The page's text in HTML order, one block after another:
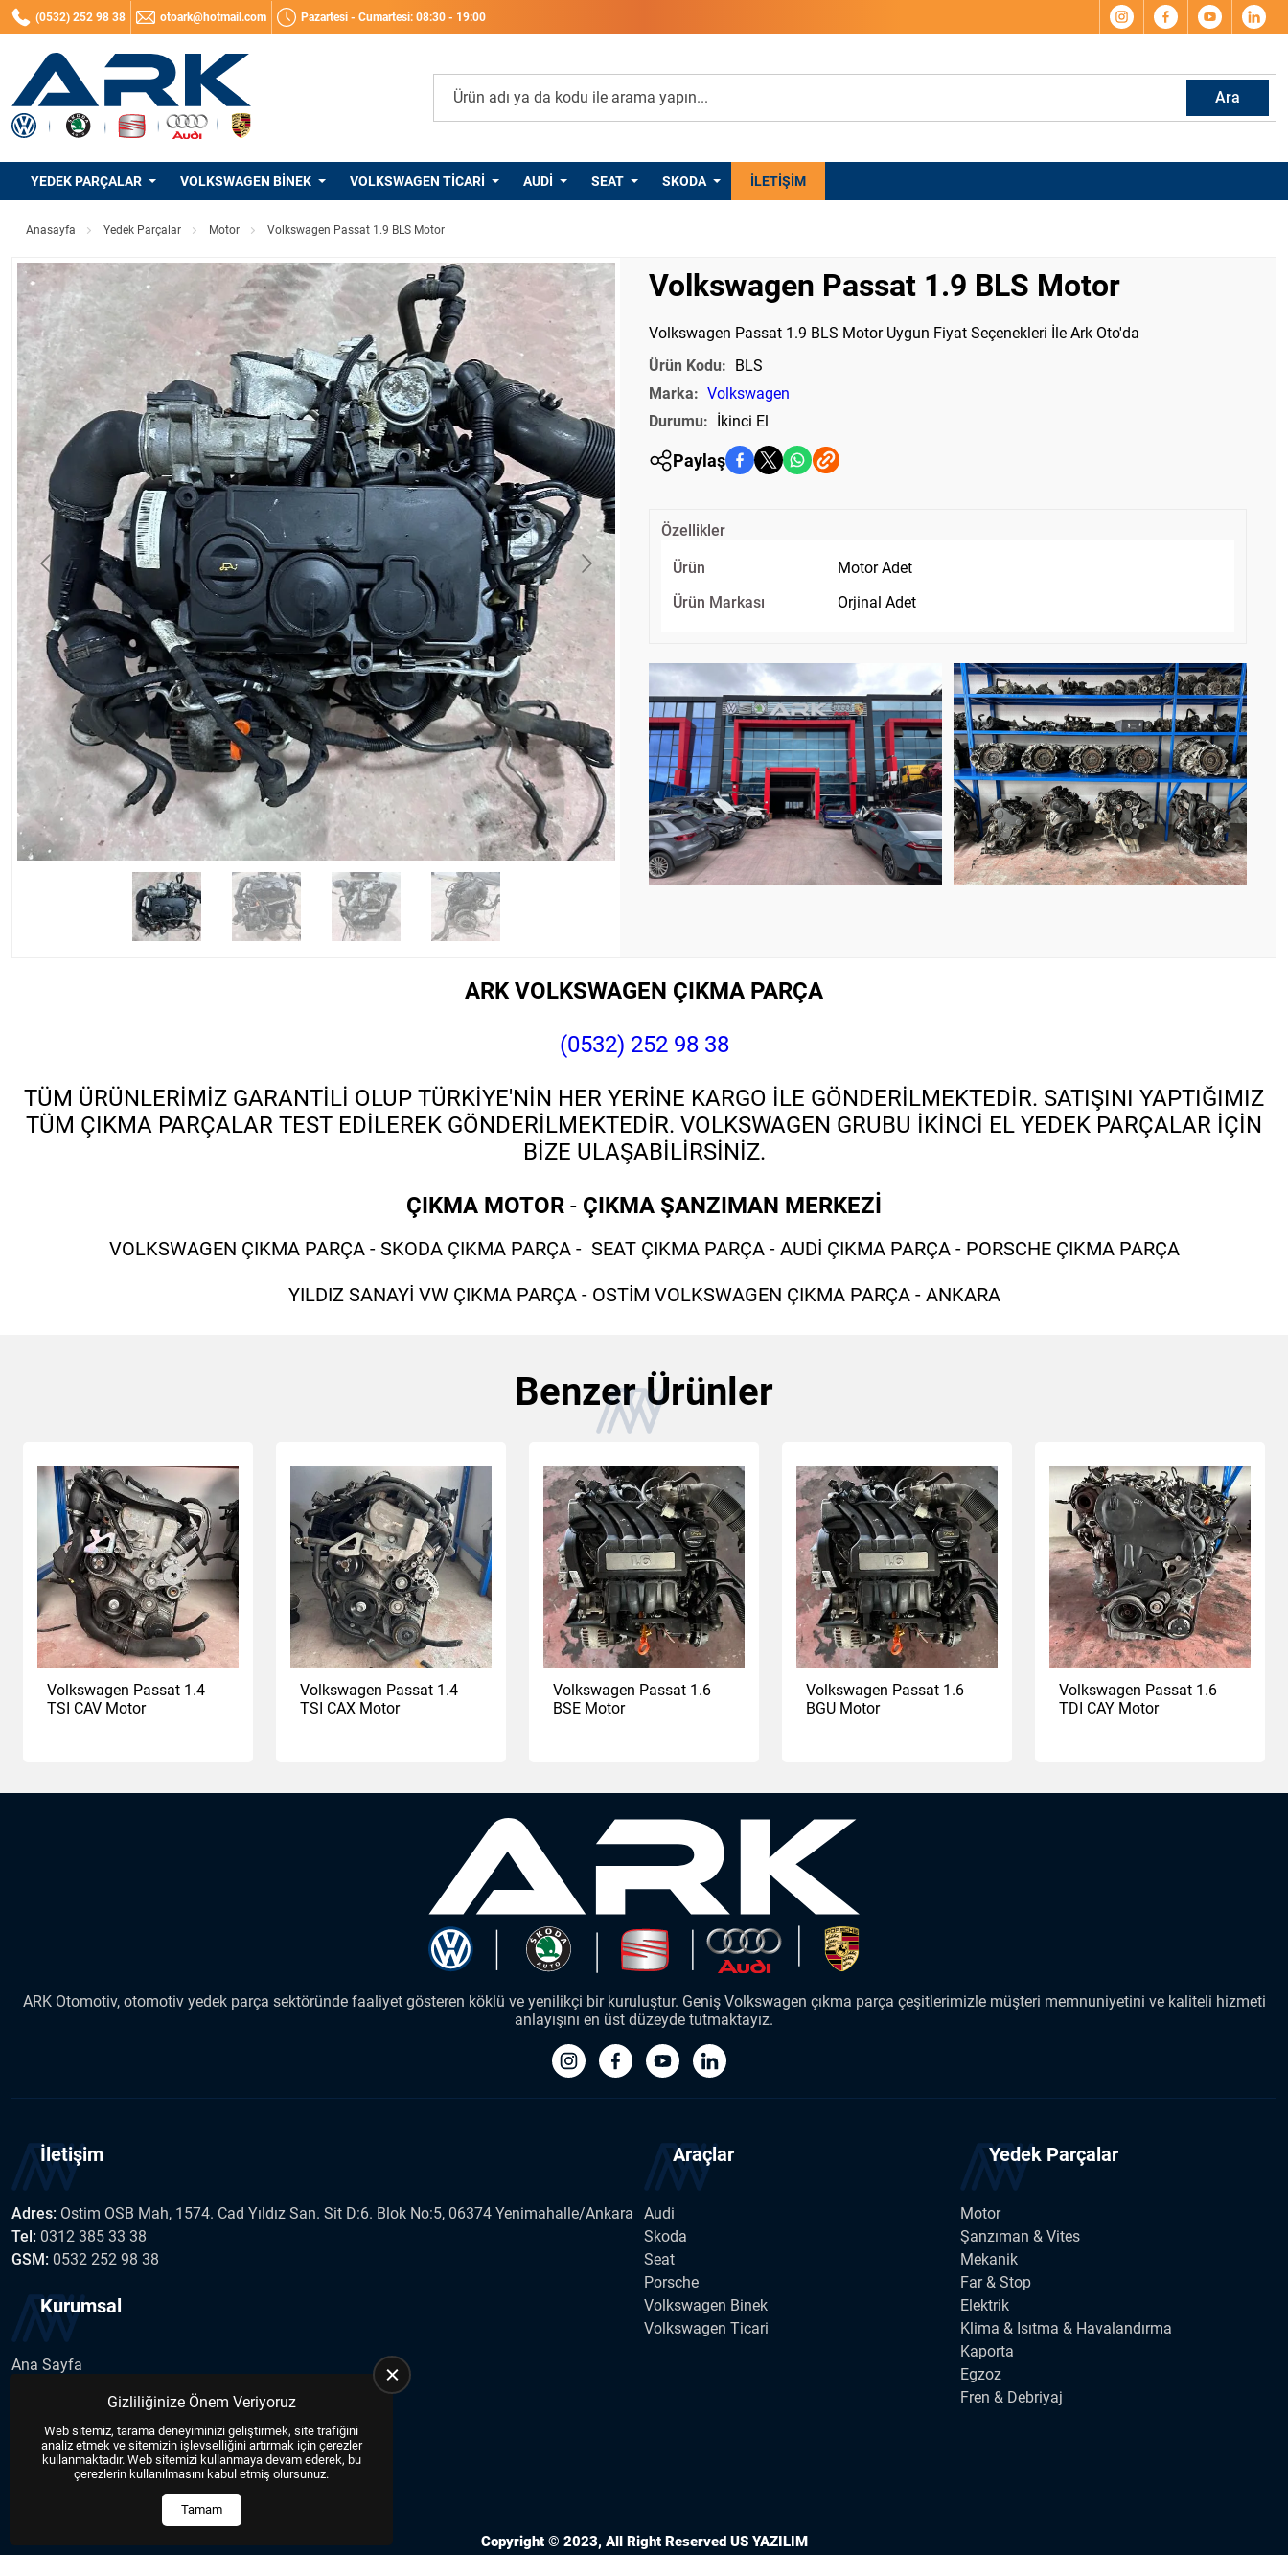
(0532) 252 98 38 otoark@hotmail.com Pazartesi - Cumartesi: 08:30 - 19:00
Ara
YEDEK PARÇALAR VOLKSWAGEN BINEK VOLKSWAGEN TICARI AUDI SEAT SKODA PORSCHE
İLETIŞIM
Anasayfa Yedek Parçalar Motor Volkswagen Passat 1.9 BLS Motor
Volkswagen Passat 1.9 BLS Motor
Volkswagen Passat 1.9 BLS Motor Uygun Fiyat Seçenekleri İle Ark Oto'da
Ürün Kodu:
BLS
Marka: Volkswagen
Durumu:
İkinci El
Paylaş
Özellikler
Ürün
Motor Adet
Ürün Markası
Orjinal Adet
ARK VOLKSWAGEN ÇIKMA PARÇA
(0532) 252 98 38
TÜM ÜRÜNLERİMİZ GARANTİLİ OLUP TÜRKİYE'NİN HER YERİNE KARGO İLE GÖNDERİLMEKTEDİR. SATIŞINI YAPTIĞIMIZ
TÜM ÇIKMA PARÇALAR TEST EDİLEREK GÖNDERİLMEKTEDİR. VOLKSWAGEN GRUBU İKİNCİ EL YEDEK PARÇALAR İÇİN
BİZE ULAŞABİLİRSİNİZ.
ÇIKMA MOTOR - ÇIKMA ŞANZIMAN MERKEZİ
VOLKSWAGEN ÇIKMA PARÇA - SKODA ÇIKMA PARÇA - SEAT ÇIKMA PARÇA - AUDİ ÇIKMA PARÇA - PORSCHE ÇIKMA PARÇA
YILDIZ SANAYİ VW ÇIKMA PARÇA - OSTİM VOLKSWAGEN ÇIKMA PARÇA - ANKARA
Benzer Ürünler
Volkswagen Passat 1.4
TSI CAV Motor
Volkswagen Passat 1.4
TSI CAX Motor
Volkswagen Passat 1.6
BSE Motor
Volkswagen Passat 1.6
BGU Motor
Volkswagen Passat 1.6
TDI CAY Motor
ARK Otomotiv, otomotiv yedek parça sektöründe faaliyet gösteren köklü ve yenilikçi bir kuruluştur. Geniş Volkswagen çıkma parça çeşitlerimizle müşteri memnuniyetini ve kaliteli hizmeti
anlayışını en üst düzeyde tutmaktayız.
İletişim
Adres: Ostim OSB Mah, 1574. Cad Yıldız San. Sit D:6. Blok No:5, 06374 Yenimahalle/Ankara
Tel: 0312 385 33 38
GSM: 0532 252 98 38
Kurumsal
Ana Sayfa
Haberler
Araçlar
Audi
Skoda
Seat
Porsche
Volkswagen Binek
Volkswagen Ticari
Yedek Parçalar
Motor
Şanzıman & Vites
Mekanik
Far & Stop
Elektrik
Klima & Isıtma & Havalandırma
Kaporta
Egzoz
Fren & Debriyaj
Copyright © 2023, All Right Reserved US YAZILIM
Gizliliğinize Önem Veriyoruz
Web sitemiz, tarama deneyiminizi geliştirmek, site trafiğini
analiz etmek ve sitemizin işlevselliğini artırmak için çerezler
kullanmaktadır. Web sitemizi kullanmaya devam ederek, bu
çerezlerin kullanılmasını kabul etmiş olursunuz.
Tamam